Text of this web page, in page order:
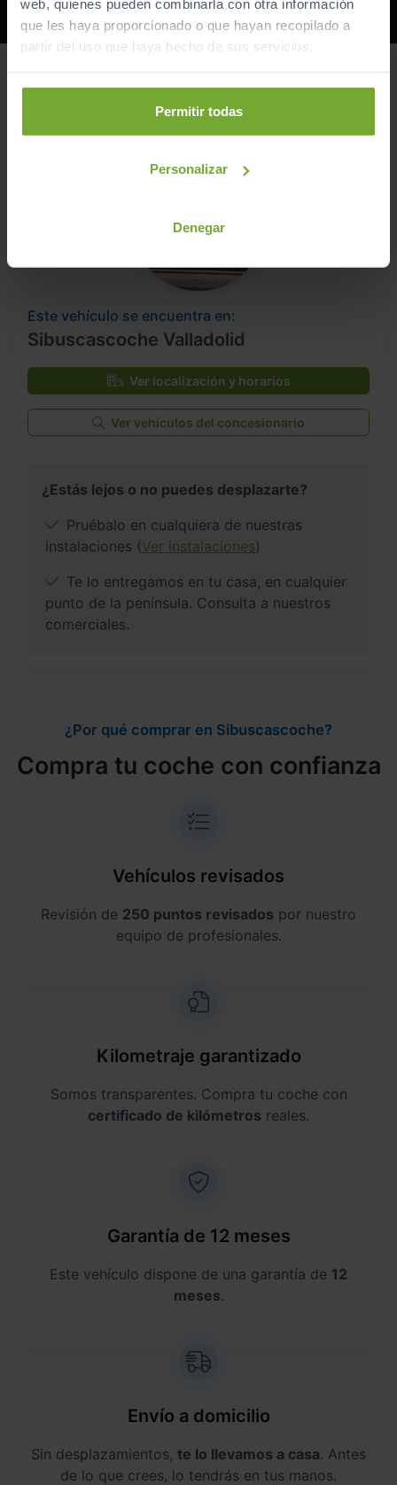
web, quienes pueden combinarla con otra información
que les haya proporcionado o que hayan recopilado a
partir del uso que haya hecho de sus servicios.
Permitir todas
Personalizar
Denegar
Este vehículo se encuentra en:
Sibuscascoche Valladolid
Ver localización y horarios
Ver vehículos del concesionario
¿Estás lejos o no puedes desplazarte?
Pruébalo en cualquiera de nuestras
instalaciones (Ver instalaciones)
Te lo entregamos en tu casa, en cualquier
punto de la península. Consulta a nuestros
comerciales.
¿Por qué comprar en Sibuscascoche?
Compra tu coche con confianza
Vehículos revisados
Revisión de 250 puntos revisados por nuestro
equipo de profesionales.
Kilometraje garantizado
Somos transparentes. Compra tu coche con
certificado de kilómetros reales.
Garantía de 12 meses
Este vehículo dispone de una garantía de 12
meses.
Envío a domicilio
Sin desplazamientos, te lo llevamos a casa. Antes
de lo que crees, lo tendrás en tus manos.